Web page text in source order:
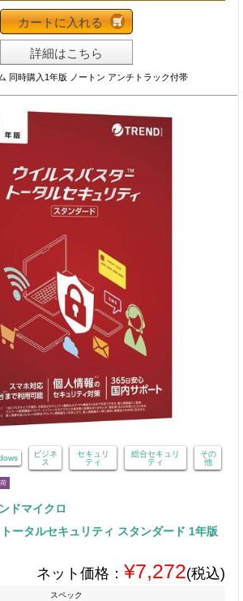
カートに入れる
詳細はこちら
同時購入1年版 ノートン アンチトラック付帯
ビジネ
ス
セキュリ
ティ
総合セキュリ
ティ
その
他
ドマイクロ
ータルセキュリティ スタンダード 1年版
ネット価格： ¥7,272(税込)
スペック